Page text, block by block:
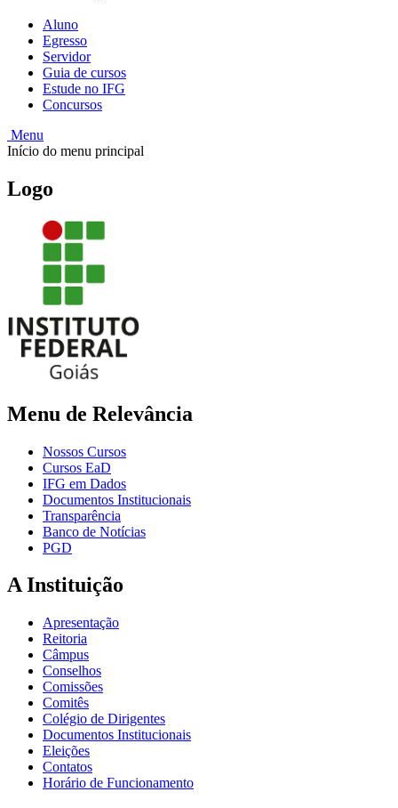
Aluno
Egresso
Servidor
Guia de cursos
Estude no IFG
Concursos
Menu
Início do menu principal
Logo
Menu de Relevância
Nossos Cursos
Cursos EaD
IFG em Dados
Documentos Institucionais
Transparência
Banco de Notícias
PGD
A Instituição
Apresentação
Reitoria
Câmpus
Conselhos
Comissões
Comitês
Colégio de Dirigentes
Documentos Institucionais
Eleições
Contatos
Horário de Funcionamento